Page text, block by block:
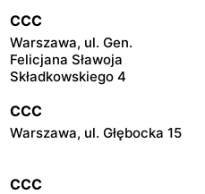
CCC
Warszawa, ul. Gen.
Felicjana Sławoja
Składkowskiego 4
CCC
Warszawa, ul. Głębocka 15
CCC